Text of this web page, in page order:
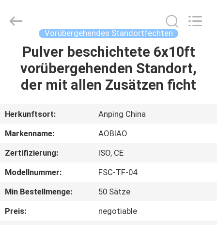
HAUS
PRODUKTE
ÜBER
UNS
FABRIK-
AUSFLUG
QUALITÄTSKONTROLLE
Co.,Ltd.
Vorübergehendes Standortfechten
Pulver beschichtete 6x10ft
vorübergehenden Standort,
der mit allen Zusätzen ficht
Herkunftsort:
Anping China
Markenname:
AOBIAO
Zertifizierung:
ISO, CE
Modellnummer:
FSC-TF-04
Min Bestellmenge:
50 Sätze
Preis:
negotiable